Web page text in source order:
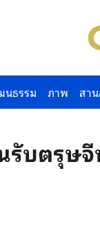
ธรรม ภาพ สา
รับตรุษ